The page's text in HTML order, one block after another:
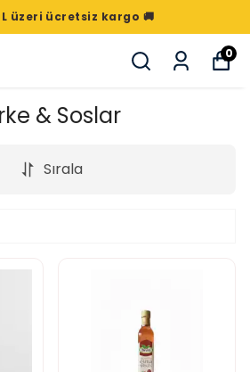
üzeri ücretsiz kargo 🚚
0
& Soslar
Sırala